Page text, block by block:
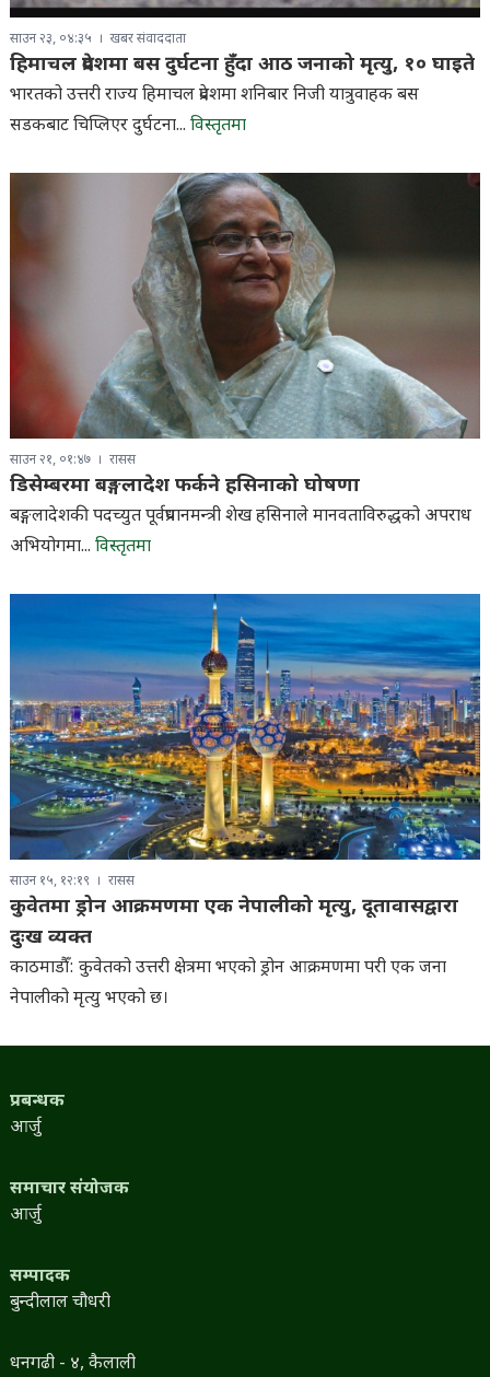
साउन २३, ०४:३५ खबर संवाददाता
हिमाचल प्रदेशमा बस दुर्घटना हुँदा आठ जनाको मृत्यु, १० घाइते
भारतको उत्तरी राज्य हिमाचल प्रदेशमा शनिबार निजी यात्रुवाहक बस
सडकबाट चिप्लिएर दुर्घटना... विस्तृतमा
साउन २१, ०१:४७ रासस
डिसेम्बरमा बङ्गलादेश फर्कने हसिनाको घोषणा
बङ्गलादेशकी पदच्युत पूर्वप्रधानमन्त्री शेख हसिनाले मानवताविरुद्धको अपराध
अभियोगमा... विस्तृतमा
साउन १५, १२:१९ रासस
कुवेतमा ड्रोन आक्रमणमा एक नेपालीको मृत्यु, दूतावासद्वारा
दुःख व्यक्त
काठमाडौँ: कुवेतको उत्तरी क्षेत्रमा भएको ड्रोन आक्रमणमा परी एक जना
नेपालीको मृत्यु भएको छ।
प्रबन्धक
आर्जु
समाचार संयोजक
आर्जु
सम्पादक
बुन्दीलाल चौधरी
धनगढी - ४, कैलाली